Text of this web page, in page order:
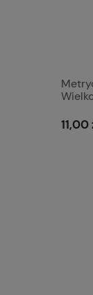
4.6.
11,00